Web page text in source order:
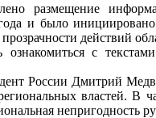
размещение
и было
действий
с
России Дмитрий
властей. В
непригодность